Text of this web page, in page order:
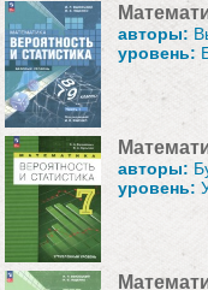
авторы:
уровень:
авторы:
уровень: